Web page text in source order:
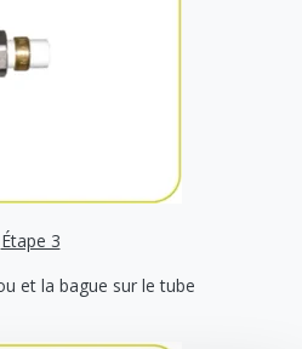
Étape 3
et la bague sur le tube